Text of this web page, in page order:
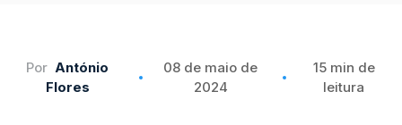
Por António
Flores
08 de maio de
2024
15 min de
leitura